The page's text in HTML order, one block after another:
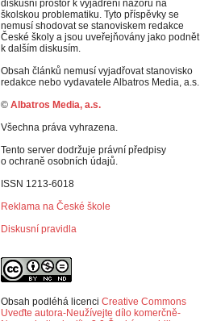
diskusní prostor k vyjádření názorů na
školskou problematiku. Tyto příspěvky se
nemusí shodovat se stanoviskem redakce
České školy a jsou uveřejňovány jako podnět
k dalším diskusím.
Obsah článků nemusí vyjadřovat stanovisko
redakce nebo vydavatele Albatros Media, a.s.
© Albatros Media, a.s.
Všechna práva vyhrazena.
Tento server dodržuje právní předpisy
o ochraně osobních údajů.
ISSN 1213-6018
Reklama na České škole
Diskusní pravidla
Obsah podléhá licenci Creative Commons
Uveďte autora-Neužívejte dílo komerčně-